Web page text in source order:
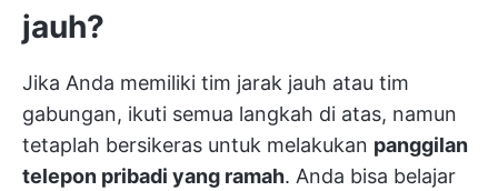
jauh?
Jika Anda memiliki tim jarak jauh atau tim
gabungan, ikuti semua langkah di atas, namun
tetaplah bersikeras untuk melakukan panggilan
telepon pribadi yang ramah. Anda bisa belajar